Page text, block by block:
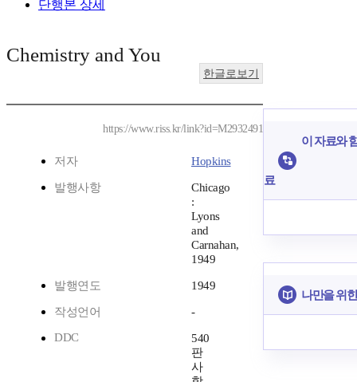
단행본 상세
Chemistry and You
한글로보기
https://www.riss.kr/link?id=M2932491
저자 Hopkins
발행사항
Chicago
:
Lyons
and
Carnahan,
1949
발행연도 1949
작성언어
-
DDC
540
판
사
이 자료와
료
나만을 위